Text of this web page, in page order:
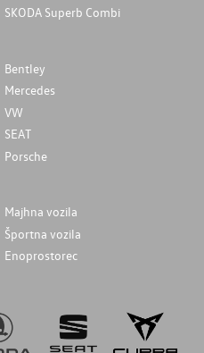
SKODA Superb Combi
Bentley
Mercedes
VW
SEAT
Porsche
Majhna vozila
Športna vozila
Enoprostorec